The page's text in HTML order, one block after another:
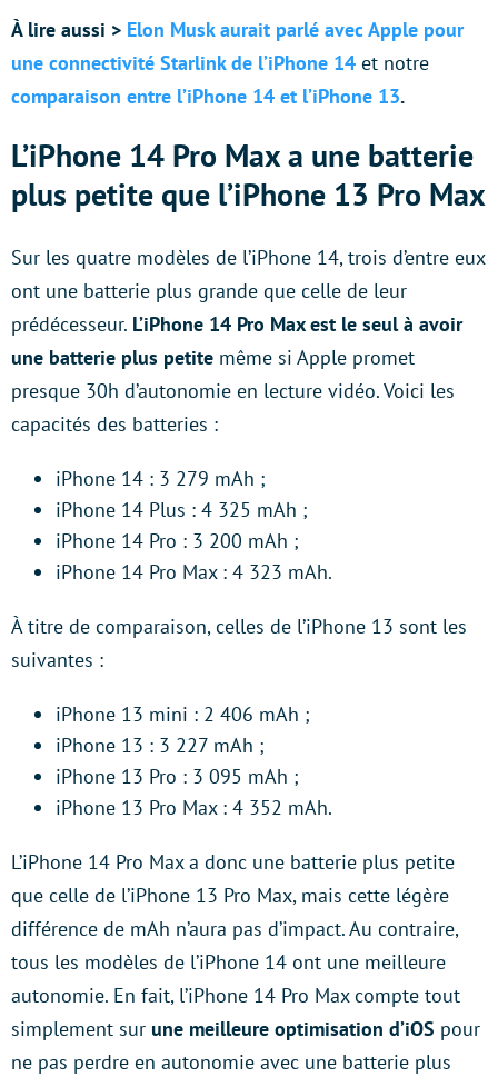
À lire aussi > Elon Musk aurait parlé avec Apple pour
une connectivité Starlink de l’iPhone 14 et notre
comparaison entre l’iPhone 14 et l’iPhone 13.
L’iPhone 14 Pro Max a une batterie
plus petite que l’iPhone 13 Pro Max
Sur les quatre modèles de l’iPhone 14, trois d’entre eux
ont une batterie plus grande que celle de leur
prédécesseur. L’iPhone 14 Pro Max est le seul à avoir
une batterie plus petite même si Apple promet
presque 30h d’autonomie en lecture vidéo. Voici les
capacités des batteries :
iPhone 14 : 3 279 mAh ;
iPhone 14 Plus : 4 325 mAh ;
iPhone 14 Pro : 3 200 mAh ;
iPhone 14 Pro Max : 4 323 mAh.
À titre de comparaison, celles de l’iPhone 13 sont les
suivantes :
iPhone 13 mini : 2 406 mAh ;
iPhone 13 : 3 227 mAh ;
iPhone 13 Pro : 3 095 mAh ;
iPhone 13 Pro Max : 4 352 mAh.
L’iPhone 14 Pro Max a donc une batterie plus petite
que celle de l’iPhone 13 Pro Max, mais cette légère
différence de mAh n’aura pas d’impact. Au contraire,
tous les modèles de l’iPhone 14 ont une meilleure
autonomie. En fait, l’iPhone 14 Pro Max compte tout
simplement sur une meilleure optimisation d’iOS pour
ne pas perdre en autonomie avec une batterie plus